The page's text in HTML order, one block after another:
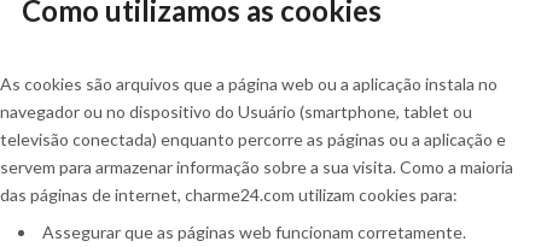
Como utilizamos as cookies
As cookies são arquivos que a página web ou a aplicação instala no
navegador ou no dispositivo do Usuário (smartphone, tablet ou
televisão conectada) enquanto percorre as páginas ou a aplicação e
servem para armazenar informação sobre a sua visita. Como a maioria
das páginas de internet, charme24.com utilizam cookies para:
Assegurar que as páginas web funcionam corretamente.